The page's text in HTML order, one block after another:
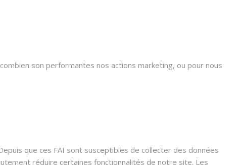
son performantes nos actions marketing, ou pour nous
que ces FAI sont susceptibles de collecter des données
réduire certaines fonctionnalités de notre site. Les